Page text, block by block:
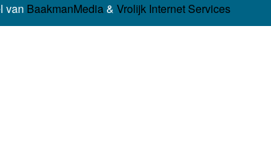
van BaakmanMedia& Vrolijk Internet Services